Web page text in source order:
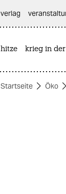
themen
verlag
hitze krieg in
Startseite Öko